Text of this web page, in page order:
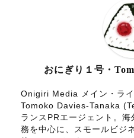
おにぎり１号・
Onigiri Media メイン・ラ
Tomoko Davies-Tanaka
ランスPRエージェント。
務を中心に、スモールビジ